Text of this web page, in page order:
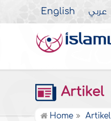
English عربي
Artikel
Home Artikel